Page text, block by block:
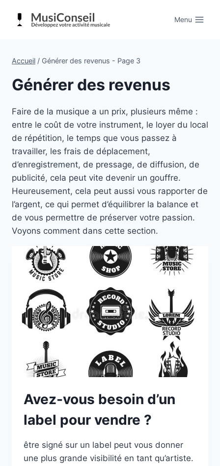
Menu
Accueil / Générer des revenus - Page 3
Générer des revenus
Faire de la musique a un prix, plusieurs même :
entre le coût de votre instrument, le loyer du local
de répétition, le temps que vous passez à
travailler, les frais de déplacement,
d’enregistrement, de pressage, de diffusion, de
publicité, cela peut vite devenir un gouffre.
Heureusement, cela peut aussi vous rapporter de
l’argent, ce qui permet d’équilibrer la balance et
de vous permettre de préserver votre passion.
Voyons comment dans cette section.
Avez-vous besoin d’un
label pour vendre ?
être signé sur un label peut vous donner
une plus grande visibilité en tant qu’artiste.